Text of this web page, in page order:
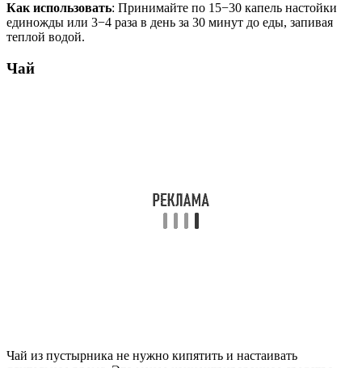
Как использовать: Принимайте по 15−30 капель настойки
единожды или 3−4 раза в день за 30 минут до еды, запивая
теплой водой.
Чай
Чай из пустырника не нужно кипятить и настаивать